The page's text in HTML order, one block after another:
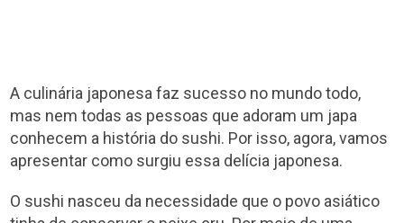
A culinária japonesa faz sucesso no mundo todo,
mas nem todas as pessoas que adoram um japa
conhecem a história do sushi. Por isso, agora, vamos
apresentar como surgiu essa delícia japonesa.
O sushi nasceu da necessidade que o povo asiático